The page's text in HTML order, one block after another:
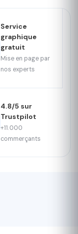
Service
graphique
gratuit
Mise en page par
nos experts
4.8/5 sur
Trustpilot
+11.000
commerçants